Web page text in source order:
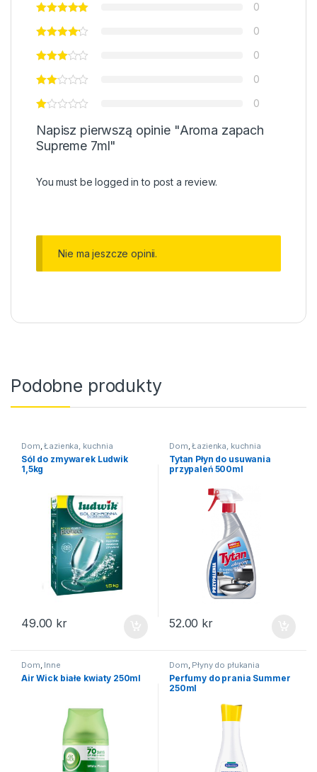
0
0
0
0
0
Napisz pierwszą opinie "Aroma zapach
Supreme 7ml"
You must belogged in to post a review.
Nie ma jeszcze opinii.
Podobne produkty
Dom,Łazienka, kuchnia
Sól do zmywarek Ludwik
1,5kg
49.00 kr
Dom,Łazienka, kuchnia
Tytan Płyn do usuwania
przypaleń 500ml
52.00 kr
Dom Inne
Air Wick białe kwiaty 250ml
Dom Płyny do płukania
Perfumy do prania Summer
250ml